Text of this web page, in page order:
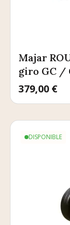
Majar
giro GC /
Prix
379,00 €
DISPONIBLE